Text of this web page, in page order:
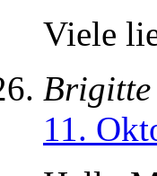
Viele
Brigitte
11.